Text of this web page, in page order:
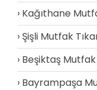
Kağıthane
Şişli Mutfak
Beşiktaş Mutfak
Bayrampaşa